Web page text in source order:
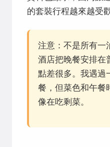
的套裝行程越來越受歡
注意：不是所有一
酒店把晚餐安排在
點差很多。我遇過
餐，但菜色和午餐
像在吃剩菜。